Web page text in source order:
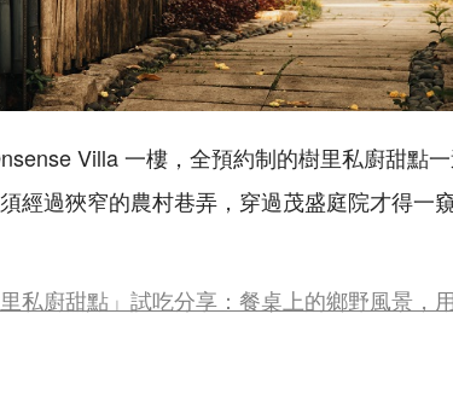
Villa 一樓，全預約制的樹里私廚甜點
經過狹窄的農村巷弄，穿過茂盛庭院才得一
私廚甜點」試吃分享：餐桌上的鄉野風景，